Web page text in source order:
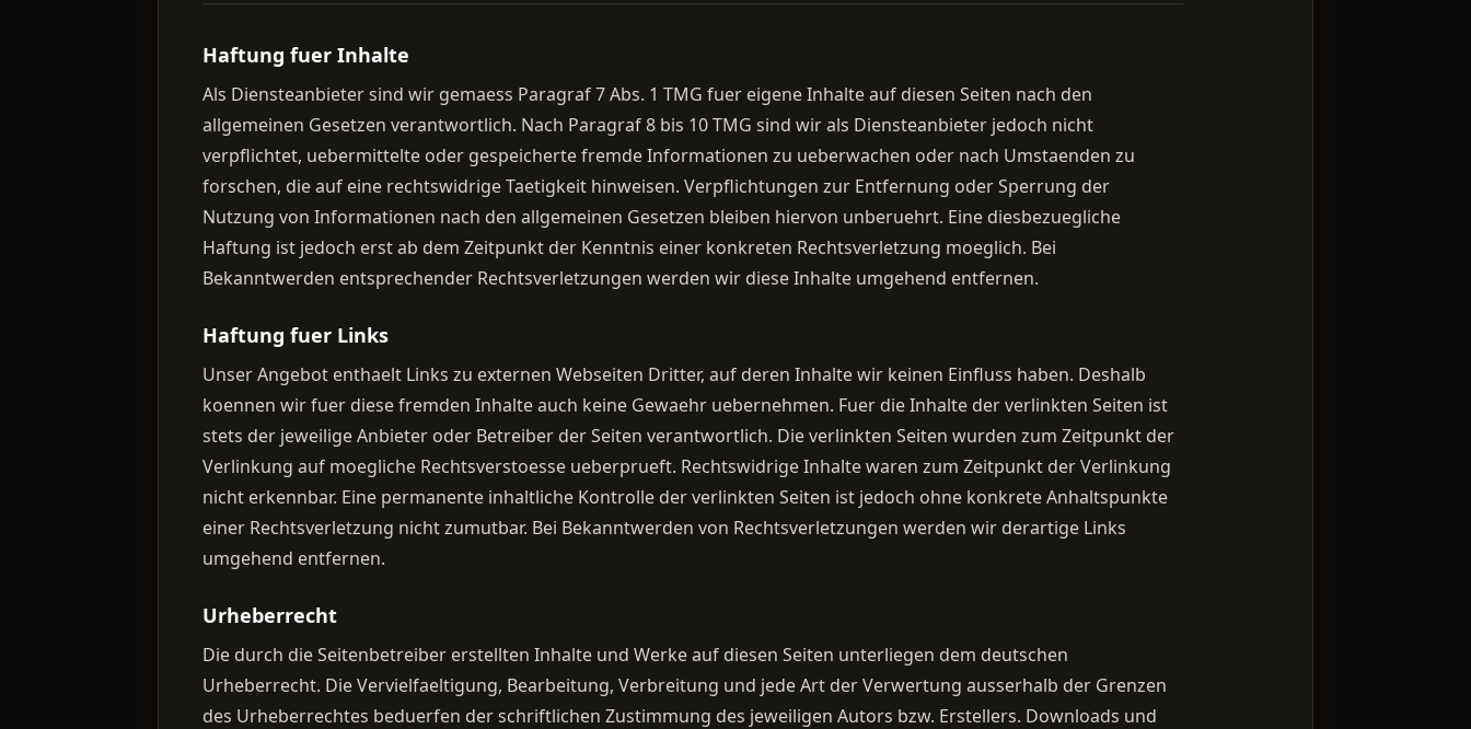
Haftung fuer Inhalte
Als Diensteanbieter sind wir gemaess Paragraf 7 Abs. 1 TMG fuer eigene Inhalte auf diesen Seiten nach den
allgemeinen Gesetzen verantwortlich. Nach Paragraf 8 bis 10 TMG sind wir als Diensteanbieter jedoch nicht
verpflichtet, uebermittelte oder gespeicherte fremde Informationen zu ueberwachen oder nach Umstaenden zu
forschen, die auf eine rechtswidrige Taetigkeit hinweisen. Verpflichtungen zur Entfernung oder Sperrung der
Nutzung von Informationen nach den allgemeinen Gesetzen bleiben hiervon unberuehrt. Eine diesbezuegliche
Haftung ist jedoch erst ab dem Zeitpunkt der Kenntnis einer konkreten Rechtsverletzung moeglich. Bei
Bekanntwerden entsprechender Rechtsverletzungen werden wir diese Inhalte umgehend entfernen.
Haftung fuer Links
Unser Angebot enthaelt Links zu externen Webseiten Dritter, auf deren Inhalte wir keinen Einfluss haben. Deshalb
koennen wir fuer diese fremden Inhalte auch keine Gewaehr uebernehmen. Fuer die Inhalte der verlinkten Seiten ist
stets der jeweilige Anbieter oder Betreiber der Seiten verantwortlich. Die verlinkten Seiten wurden zum Zeitpunkt der
Verlinkung auf moegliche Rechtsverstoesse ueberprueft. Rechtswidrige Inhalte waren zum Zeitpunkt der Verlinkung
nicht erkennbar. Eine permanente inhaltliche Kontrolle der verlinkten Seiten ist jedoch ohne konkrete Anhaltspunkte
einer Rechtsverletzung nicht zumutbar. Bei Bekanntwerden von Rechtsverletzungen werden wir derartige Links
umgehend entfernen.
Urheberrecht
Die durch die Seitenbetreiber erstellten Inhalte und Werke auf diesen Seiten unterliegen dem deutschen
Urheberrecht. Die Vervielfaeltigung, Bearbeitung, Verbreitung und jede Art der Verwertung ausserhalb der Grenzen
des Urheberrechtes beduerfen der schriftlichen Zustimmung des jeweiligen Autors bzw. Erstellers. Downloads und